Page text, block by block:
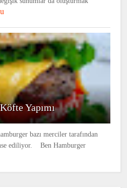
Yapımı
bazı merciler tarafından
ediliyor. Ben Hamburger